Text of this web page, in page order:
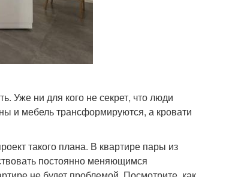
Уже ни для кого не секрет, что люди
и мебель трансформируются, а кровати
такого плана. В квартире пары из
постоянно меняющимся